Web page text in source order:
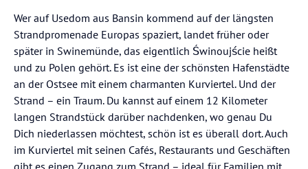
Wer auf Usedom aus Bansin kommend auf der längsten
Strandpromenade Europas spaziert, landet früher oder
später in Swinemünde, das eigentlich Świnoujście heißt
und zu Polen gehört. Es ist eine der schönsten Hafenstädte
an der Ostsee mit einem charmanten Kurviertel. Und der
Strand – ein Traum. Du kannst auf einem 12 Kilometer
langen Strandstück darüber nachdenken, wo genau Du
Dich niederlassen möchtest, schön ist es überall dort. Auch
im Kurviertel mit seinen Cafés, Restaurants und Geschäften